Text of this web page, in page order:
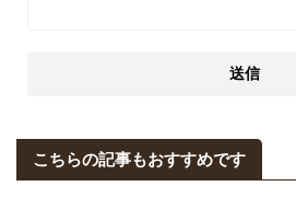
こちらの記事もおすすめです